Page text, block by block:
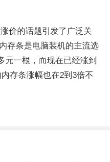
价的话题引发了广泛关
存条是电脑装机的主流选
元一根，而现在已经涨到
存条涨幅也在2到3倍不